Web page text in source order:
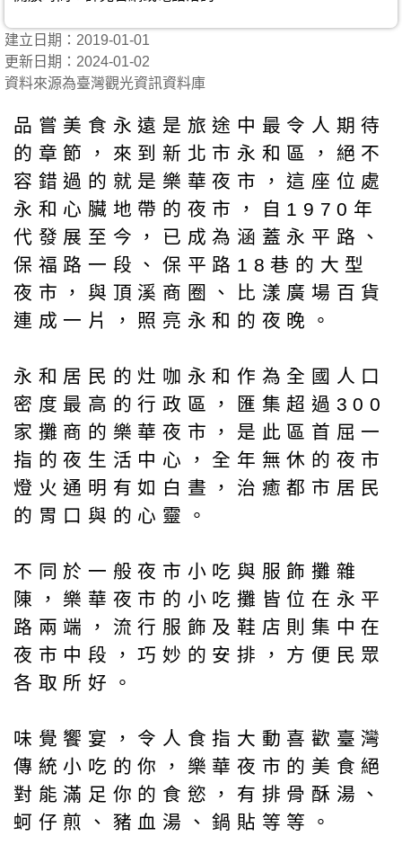
建立日期：2019-01-01
更新日期：2024-01-02
資料來源為臺灣觀光資訊資料庫
品嘗美食永遠是旅途中最令人期待
的章節，來到新北市永和區，絕不
容錯過的就是樂華夜市，這座位處
永和心臟地帶的夜市，自1970年
代發展至今，已成為涵蓋永平路、
保福路一段、保平路18巷的大型
夜市，與頂溪商圈、比漾廣場百貨
連成一片，照亮永和的夜晚。
永和居民的灶咖永和作為全國人口
密度最高的行政區，匯集超過300
家攤商的樂華夜市，是此區首屈一
指的夜生活中心，全年無休的夜市
燈火通明有如白晝，治癒都市居民
的胃口與的心靈。
不同於一般夜市小吃與服飾攤雜
陳，樂華夜市的小吃攤皆位在永平
路兩端，流行服飾及鞋店則集中在
夜市中段，巧妙的安排，方便民眾
各取所好。
味覺饗宴，令人食指大動喜歡臺灣
傳統小吃的你，樂華夜市的美食絕
對能滿足你的食慾，有排骨酥湯、
蚵仔煎、豬血湯、鍋貼等等。